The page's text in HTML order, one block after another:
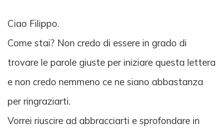
Ciao Filippo.
Come stai? Non credo di essere in grado di
trovare le parole giuste per iniziare questa lettera
e non credo nemmeno ce ne siano abbastanza
per ringraziarti.
Vorrei riuscire ad abbracciarti e sprofondare in